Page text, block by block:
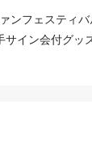
ァンフェスティ
サイン会付グッ